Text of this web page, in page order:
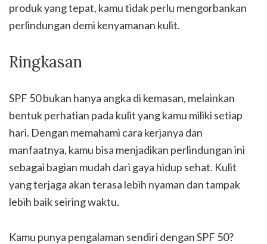
produk yang tepat, kamu tidak perlu mengorbankan
perlindungan demi kenyamanan kulit.
Ringkasan
SPF 50 bukan hanya angka di kemasan, melainkan
bentuk perhatian pada kulit yang kamu miliki setiap
hari. Dengan memahami cara kerjanya dan
manfaatnya, kamu bisa menjadikan perlindungan ini
sebagai bagian mudah dari gaya hidup sehat. Kulit
yang terjaga akan terasa lebih nyaman dan tampak
lebih baik seiring waktu.
Kamu punya pengalaman sendiri dengan SPF 50?